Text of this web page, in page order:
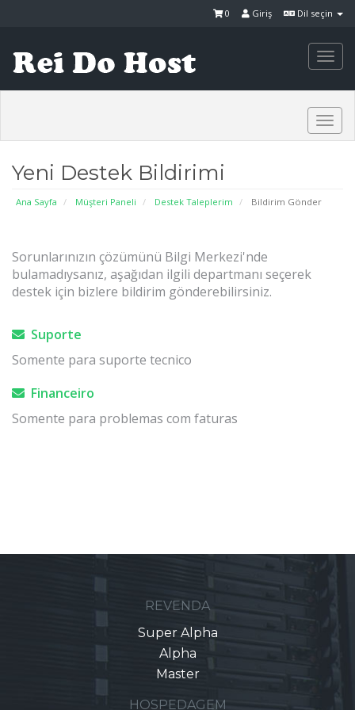
Dil seçin
Giriş
0
Yeni Destek Bildirimi
Ana Sayfa Müşteri Paneli Destek Taleplerim Bildirim Gönder
Sorunlarınızın çözümünü Bilgi Merkezi'nde
bulamadıysanız, aşağıdan ilgili departmanı seçerek
destek için bizlere bildirim gönderebilirsiniz.
Suporte
Somente para suporte tecnico
Financeiro
Somente para problemas com faturas
REVENDA
Super Alpha
Alpha
Master
HOSPEDAGEM